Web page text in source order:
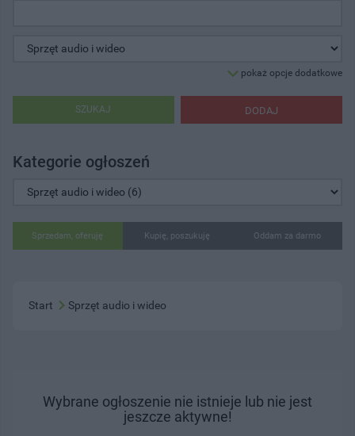
pokaż opcje dodatkowe
DODAJ
SZUKAJ
Kategorie ogłoszeń
Sprzedam, oferuję Kupię, poszukuję Oddam za darmo
Start Sprzęt audio i wideo
Wybrane ogłoszenie nie istnieje lub nie jest
jeszcze aktywne!